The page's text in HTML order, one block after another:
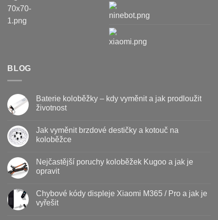
BLOG
Baterie koloběžky – kdy vyměnit a jak prodloužit
životnost
textu
s
koloběžky
kdy
jak
prodloužit
životnost
Jak vyměnit brzdové destičky a kotouč na
koloběžce
u
textu
s
vyměnit
brzdové
destičky
Nejčastější poruchy koloběžek Kugoo a jak je
opravit
u
textu
s
Chybové kódy displeje Xiaomi M365 / Pro a jak je
vyřešit